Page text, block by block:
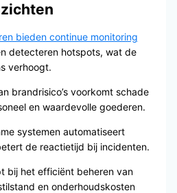
bieden continue monitoring
detecteren hotspots, wat de
verhoogt.
brandrisico’s voorkomt schade
en waardevolle goederen.
systemen automatiseert
de reactietijd bij incidenten.
bij het efficiënt beheren van
en onderhoudskosten